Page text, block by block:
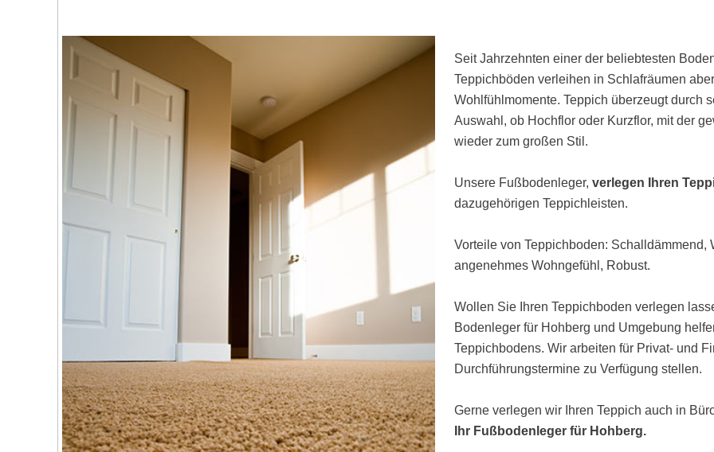
Seit Jahrzehnten einer der beliebtesten
Teppichböden verleihen in Schlafräumen
Wohlfühlmomente. Teppich überzeugt durch
Auswahl, ob Hochflor oder Kurzflor, mit der
wieder zum großen Stil.
Unsere Fußbodenleger,verlegen Ihren
dazugehörigen Teppichleisten.
Vorteile von Teppichboden:
angenehmes Wohngefühl, Robust.
Wollen Sie Ihren Teppichboden verlegen
Bodenleger für Hohberg und Umgebung
Teppichbodens. Wir arbeiten für Privat- und
Durchführungstermine zu Verfügung stellen.
Gerne verlegen wir Ihren Teppich auch in
Ihr Fußbodenleger für Hohberg.